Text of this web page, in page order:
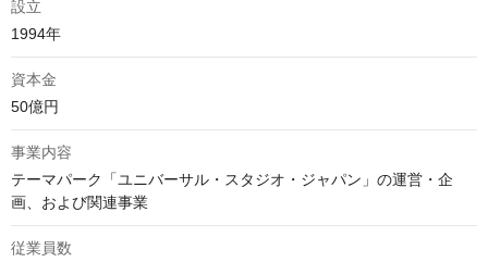
設立
1994年
資本金
50億円
事業内容
テーマパーク「ユニバーサル・スタジオ・ジャパン」の運営・企
画、および関連事業
従業員数